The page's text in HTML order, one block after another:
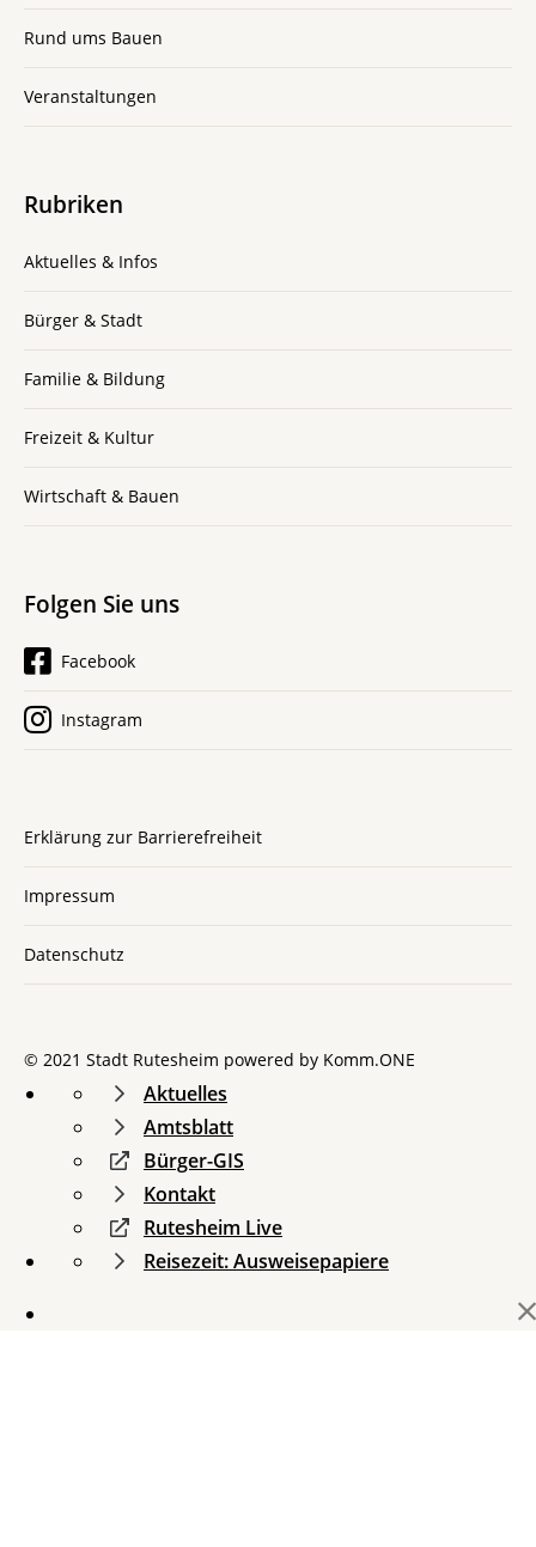
Rund ums Bauen
Veranstaltungen
Rubriken
Aktuelles & Infos
Bürger & Stadt
Familie & Bildung
Freizeit & Kultur
Wirtschaft & Bauen
Folgen Sie uns
Facebook
Instagram
Erklärung zur Barrierefreiheit
Impressum
Datenschutz
© 2021 Stadt Rutesheim powered by Komm.ONE
Aktuelles
Amtsblatt
Bürger-GIS
Kontakt
Rutesheim Live
Reisezeit: Ausweisepapiere